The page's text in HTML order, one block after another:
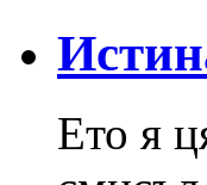
Ето я